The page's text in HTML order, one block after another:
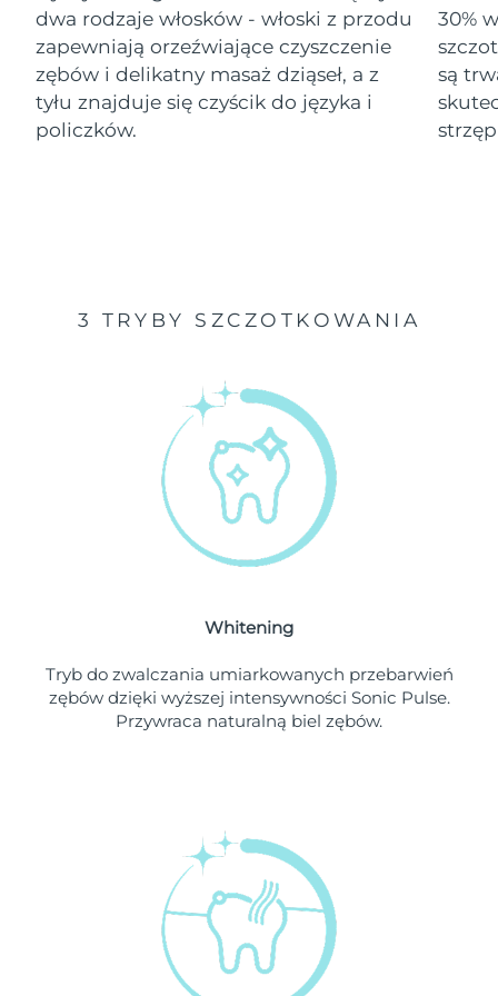
dwa rodzaje włosków - włoski z przodu
zapewniają orzeźwiające czyszczenie
zębów i delikatny masaż dziąseł, a z
tyłu znajduje się czyścik do języka i
policzków.
30%
są
3 TRYBY SZCZOTKOWANIA
Whitening
Tryb do zwalczania umiarkowanych przebarwień
zębów dzięki wyższej intensywności Sonic Pulse.
Przywraca naturalną biel zębów.
Izrael
Oczekiwany czas dostawy
Włochy
Oczekiwany czas dostawy
৯/৮/২৬
Kazachstan
১১/৮/২৬
Oczekiwany czas dostawy
Oczekiwany czas dostawy
Oczekiwany czas dostawy
SRA Makau (Chiny)
Oczekiwany czas dostawy
Oczekiwany czas dostawy
Oczekiwany czas dostawy
Oczekiwany czas dostawy